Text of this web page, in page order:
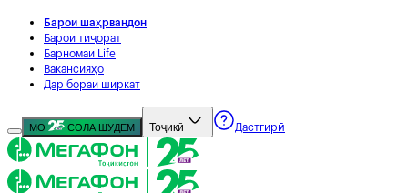
Барои шаҳрвандон
Барои тиҷорат
Барномаи Life
Вакансияҳо
Дар бораи ширкат
МО СОЛА ШУДЕМ Тоҷикӣ Дастгирӣ